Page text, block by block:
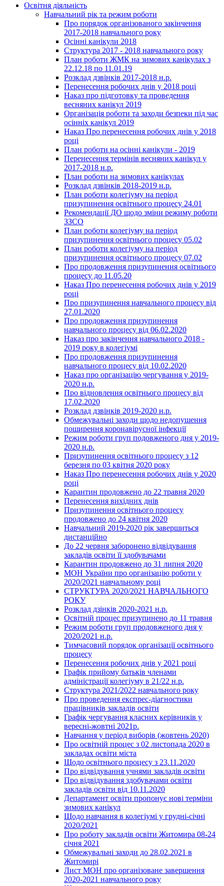
Освітня діяльність
Навчальний рік та режим роботи
Про порядок організованого закінчення
2017-2018 навчального року
Осінні канікули 2018
Структура 2017 - 2018 навчального року
План роботи ЖМК на зимових канікулах з
22.12.18 по 11.01.19
Розклад дзвінків 2017-2018 н.р.
Перенесення робочих днів у 2018 році
Наказ про підготовку та проведення
весняних канікул 2019
Організація роботи та заходи безпеки під час
осінніх канікул 2019
Наказ Про перенесення робочих днів у 2018
році
План роботи на осінні канікули - 2019
Перенесення термінів весняних канікул у
2017-2018 н.р.
План роботи на зимових канікулах
Розклад дзвінків 2018-2019 н.р.
План роботи колегіуму на період
призупинення освітнього процесу 24.01
Рекомендації ДО щодо зміни режиму роботи
ЗЗСО
План роботи колегіуму на період
призупинення освітнього процесу 05.02
План роботи колегіуму на період
призупинення освітнього процесу 07.02
Про продовження призупинення освітнього
процесу до 11.05.20
Наказ Про перенесення робочих днів у 2019
році
Про призупинення навчального процесу від
27.01.2020
Про продовження призупинення
навчального процесу від 06.02.2020
Наказ про закінчення навчального 2018 -
2019 року в колегіумі
Про продовження призупинення
навчального процесу від 10.02.2020
Наказ про організацію чергування у 2019-
2020 н.р.
Про відновлення освітнього процесу від
17.02.2020
Розклад дзвінків 2019-2020 н.р.
Обмежувальні заходи щодо недопушення
поширення коронавірусної інфекції
Режим роботи груп подовженого дня у 2019-
2020 н.р.
Призупинення освітнього процесу з 12
березня по 03 квітня 2020 року
Наказ Про перенесення робочих днів у 2020
році
Карантин продовжено до 22 травня 2020
Перенесення вихідних днів
Призупинення освітнього процесу
продовжено до 24 квітня 2020
Навчальний 2019-2020 рік завершиться
дистанційно
До 22 червня заборонено відвідування
закладів освіти її здобувачами
Карантин продовжено до 31 липня 2020
МОН України про організацію роботи у
2020/2021 навчальному році
СТРУКТУРА 2020/2021 НАВЧАЛЬНОГО
РОКУ
Розклад дзінків 2020-2021 н.р.
Освітній процес призупинено до 11 травня
Режим роботи груп продовженого дня у
2020/2021 н.р.
Тимчасовий порядок організації освітнього
процесу
Перенесення робочих днів у 2021 році
Графік прийому батьків членами
адміністрації колегіуму в 21/22 н.р.
Структура 2021/2022 навчального року
Про проведення експрес-діагностики
працівників закладів освіти
Графік чергування класних керівників у
вересні-жовтні 2021р.
Навчання у період виборів (жовтень 2020)
Про освітній процес з 02 листопада 2020 в
закладах освіти міста
Щодо освітнього процесу з 23.11.2020
Про відвідування учнями закладів освіти
Про відвідування здобувачами освіти
закладів освіти від 10.11.2020
Департамент освіти пропонує нові терміни
зимових канікул
Щодо навчання в колегіумі у грудні-січні
2020/2021
Про роботу закладів освіти Житомира 08-24
січня 2021
Обмежувальні заходи до 28.02.2021 в
Житомирі
Лист МОН про організоване завершення
2020-2021 навчального року